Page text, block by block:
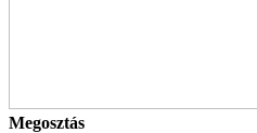
Megosztás